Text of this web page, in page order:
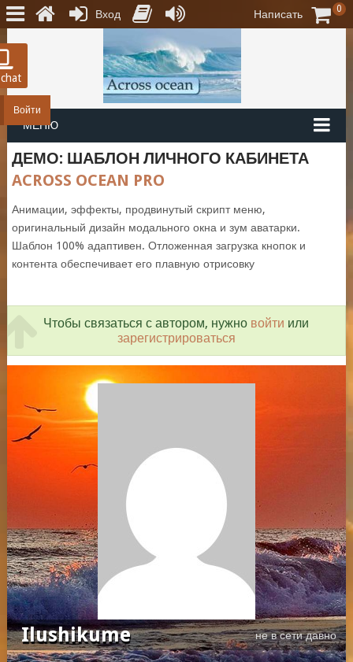
Войти
МЕНЮ
ДЕМО: ШАБЛОН ЛИЧНОГО КАБИНЕТА
ACROSS OCEAN PRO
Анимации, эффекты, продвинутый скрипт меню,
оригинальный дизайн модального окна и зум аватарки.
Шаблон 100% адаптивен. Отложенная загрузка кнопок и
контента обеспечивает его плавную отрисовку
Чтобы связаться с автором, нужно войти или
зарегистрироваться
Ilushikume не в сети давно
Вход Написать 0